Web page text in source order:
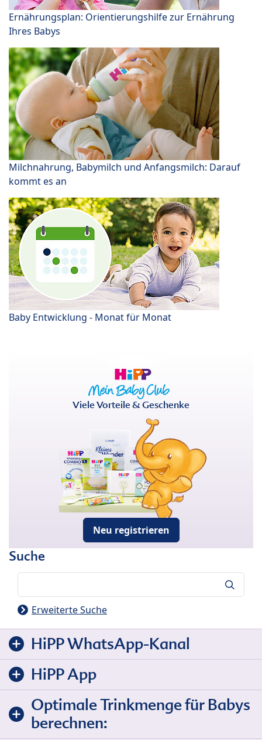
Ernährungsplan: Orientierungshilfe zur Ernährung
Ihres Babys
Milchnahrung, Babymilch und Anfangsmilch: Darauf
kommt es an
Baby Entwicklung - Monat für Monat
Viele Vorteile & Geschenke
Neu registrieren
Suche
Erweiterte Suche
HiPP WhatsApp-Kanal
HiPP App
Optimale Trinkmenge für Babys
berechnen: